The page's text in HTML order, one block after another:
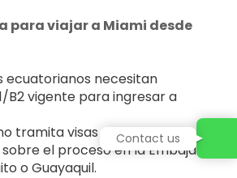
para viajar a Miami desde
ecuatorianos necesitan
B2 vigente para ingresar a
tramita visas pero
el proceso en la Embajada
o Guayaquil.
Contact us